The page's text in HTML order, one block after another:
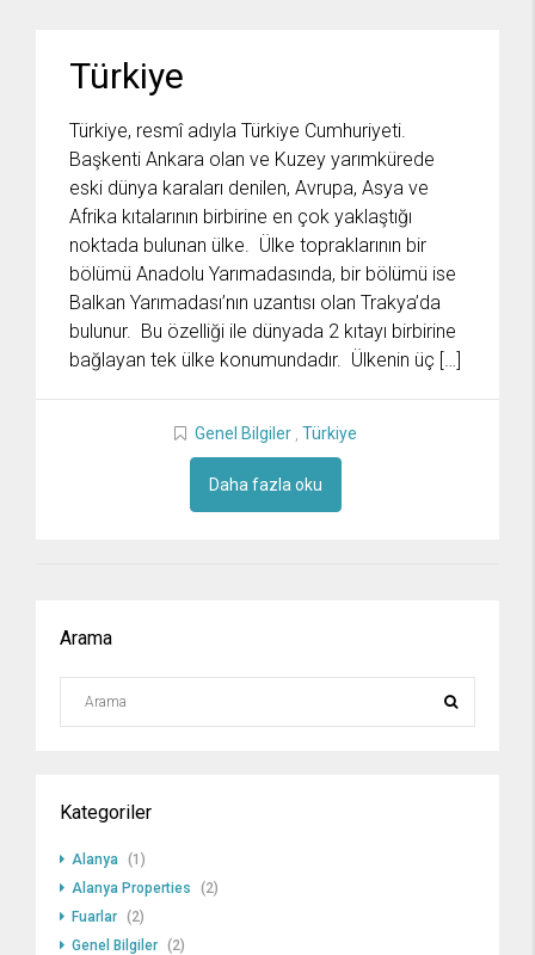
Türkiye
Türkiye, resmî adıyla Türkiye Cumhuriyeti.
Başkenti Ankara olan ve Kuzey yarımkürede
eski dünya karaları denilen, Avrupa, Asya ve
Afrika kıtalarının birbirine en çok yaklaştığı
noktada bulunan ülke. Ülke topraklarının bir
bölümü Anadolu Yarımadasında, bir bölümü ise
Balkan Yarımadası’nın uzantısı olan Trakya’da
bulunur. Bu özelliği ile dünyada 2 kıtayı birbirine
bağlayan tek ülke konumundadır. Ülkenin üç […]
Genel Bilgiler Türkiye
Daha fazla oku
Arama
Kategoriler
Alanya (1)
Alanya Properties
(2)
Fuarlar (2)
Genel Bilgiler (2)